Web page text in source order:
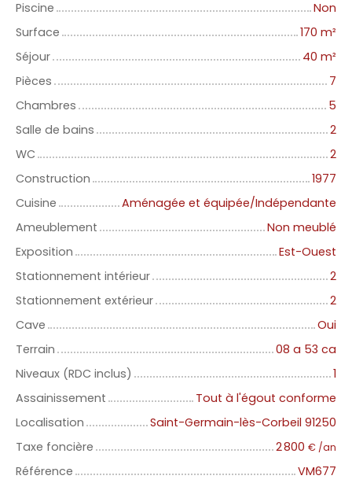
Piscine
Non
Surface
170 m²
Séjour
40 m²
Pièces
7
Chambres
5
Salle de bains
2
WC
2
Construction
1977
Cuisine
Aménagée et équipée/Indépendante
Ameublement
Non meublé
Exposition
Est-Ouest
Stationnement intérieur
2
Stationnement extérieur
2
Cave
Oui
Terrain
08 a 53 ca
Niveaux (RDC inclus)
1
Assainissement
Tout à l'égout conforme
Localisation
Saint-Germain-lès-Corbeil 91250
Taxe foncière
2 800 € /an
Référence VM677